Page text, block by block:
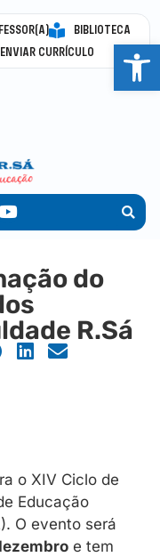
BIBLIOTECA
ENVIAR CURRÍCULO
do
R.Sá
o XIV Ciclo de
Educação
O evento será
e tem
Abrir